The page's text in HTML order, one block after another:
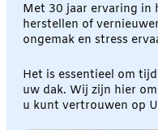
Met 30 jaar ervaring in
herstellen of
ongemak en stress
Het is essentieel om
uw dak. Wij zijn hier
u kunt vertrouwen op